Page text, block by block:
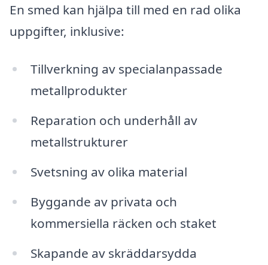
En smed kan hjälpa till med en rad olika
uppgifter, inklusive:
Tillverkning av specialanpassade
metallprodukter
Reparation och underhåll av
metallstrukturer
Svetsning av olika material
Byggande av privata och
kommersiella räcken och staket
Skapande av skräddarsydda